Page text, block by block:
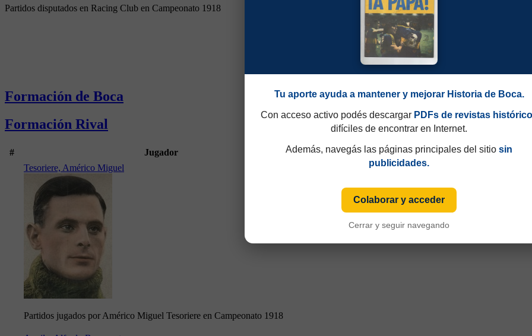
Partidos disputados en Racing Club en Campeonato 1918
Formación de Boca
Formación Rival
#
Jugador
Tesoriere, Américo Miguel
Partidos jugados por Américo Miguel Tesoriere en Campeonato 1918
Tu aporte ayuda a mantener y mejorar Historia de Boca.
Con acceso activo podés descargar PDFs de revistas
difíciles de encontrar en Internet.
Además, navegás las páginas principales del sitio sin
publicidades.
Colaborar y acceder
Cerrar y seguir navegando